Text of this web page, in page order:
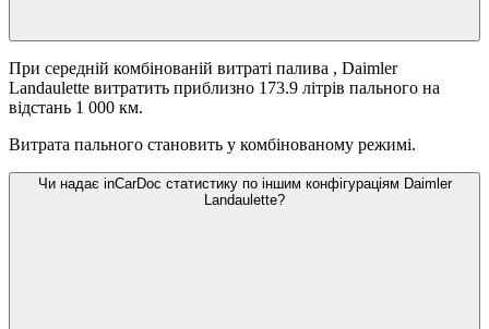
При середній комбінованій витраті палива , Daimler
Landaulette витратить приблизно 173.9 літрів пального на
відстань 1 000 км.
Витрата пального становить у комбінованому режимі.
Чи надає inCarDoc статистику по іншим конфігураціям Daimler
Landaulette?